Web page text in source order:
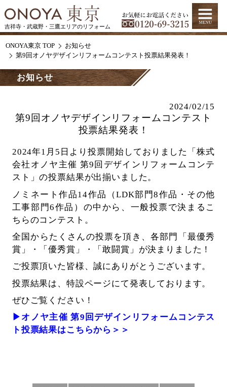
吉祥寺・武蔵野・三鷹エリアのリフォーム
ONOYA東京 TOP
お知らせ
第9回オノヤデザインリフォームコンテスト投票結果発表！
お知らせ
2024/02/15
第9回オノヤデザインリフォームコンテスト
投票結果発表！
2024年1月5日より投票開始しておりました「株式
会社オノヤ主催 第9回デザインリフォームコンテ
スト」の投票結果が出揃いました。
ノミネート作品14作品（LDK部門8作品・その他
工事部門6作品）の中から、一般投票で決まるこ
ちらのコンテスト。
全国からたくさんの投票を頂き、各部門「最優秀
賞」・「優秀賞」・「敢闘賞」が決まりました！
ご投票頂いた皆様、誠にありがとうございます。
投票結果は、特設ページにて発表しております。
ぜひご覧ください！
▶オノヤ主催 第9回デザインリフォームコンテス
ト投票結果はこちらから＞＞